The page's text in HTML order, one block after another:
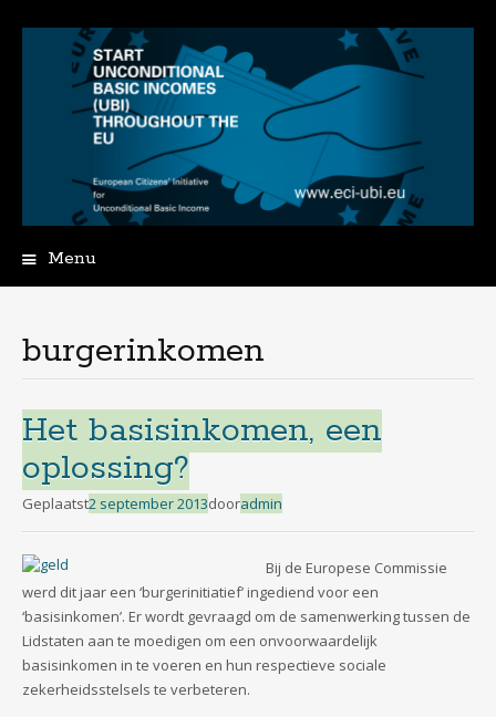
Menu
inhoud
burgerinkomen
Het basisinkomen, een
oplossing?
Geplaatst2 september 2013dooradmin
Bij de Europese Commissie
werd dit jaar een ‘burgerinitiatief’ ingediend voor een
‘basisinkomen’. Er wordt gevraagd om de samenwerking tussen de
Lidstaten aan te moedigen om een onvoorwaardelijk
basisinkomen in te voeren en hun respectieve sociale
zekerheidsstelsels te verbeteren.